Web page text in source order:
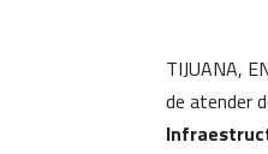
TIJUANA,
de atender